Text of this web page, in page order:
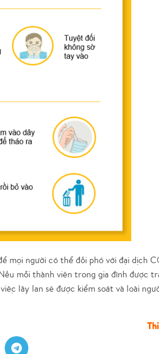
mọi người có thể đối phó với đại dịch
mỗi thành viên trong gia đình được
lây lan sẽ được kiểm soát và loài